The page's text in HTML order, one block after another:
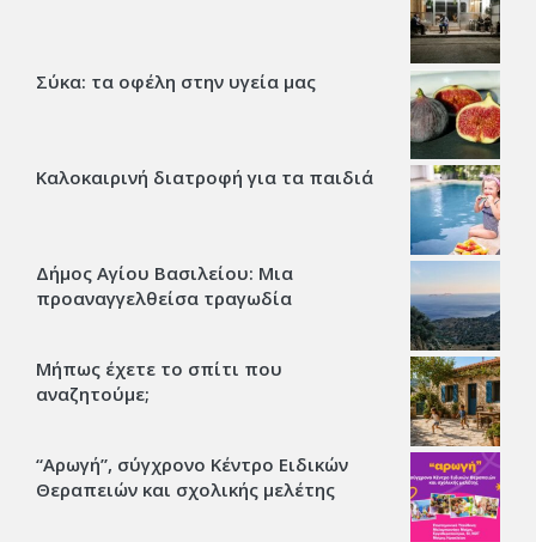
Σύκα: τα οφέλη στην υγεία μας
Καλοκαιρινή διατροφή για τα παιδιά
Δήμος Αγίου Βασιλείου: Μια
προαναγγελθείσα τραγωδία
Μήπως έχετε το σπίτι που
αναζητούμε;
“Αρωγή”, σύγχρονο Κέντρο Ειδικών
Θεραπειών και σχολικής μελέτης